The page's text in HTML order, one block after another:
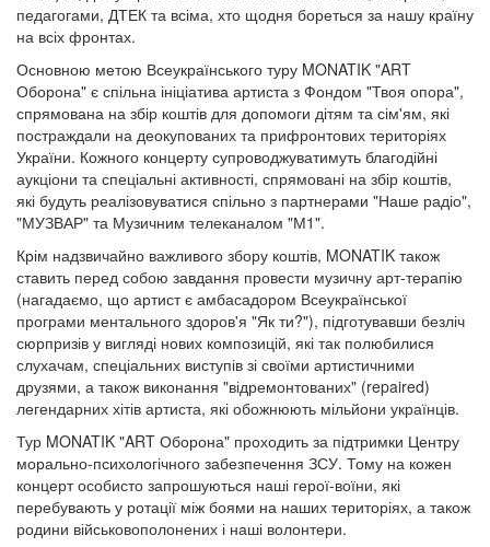
педагогами, ДТЕК та всіма, хто щодня бореться за нашу країну
на всіх фронтах.
Основною метою Всеукраїнського туру MONATIK "ART
Оборона" є спільна ініціатива артиста з Фондом "Твоя опора",
спрямована на збір коштів для допомоги дітям та сім'ям, які
постраждали на деокупованих та прифронтових територіях
України. Кожного концерту супроводжуватимуть благодійні
аукціони та спеціальні активності, спрямовані на збір коштів,
які будуть реалізовуватися спільно з партнерами "Наше радіо",
"МУЗВАР" та Музичним телеканалом "М1".
Крім надзвичайно важливого збору коштів, MONATIK також
ставить перед собою завдання провести музичну арт-терапію
(нагадаємо, що артист є амбасадором Всеукраїнської
програми ментального здоров'я "Як ти?"), підготувавши безліч
сюрпризів у вигляді нових композицій, які так полюбилися
слухачам, спеціальних виступів зі своїми артистичними
друзями, а також виконання "відремонтованих" (repaired)
легендарних хітів артиста, які обожнюють мільйони українців.
Тур MONATIK "ART Оборона" проходить за підтримки Центру
морально-психологічного забезпечення ЗСУ. Тому на кожен
концерт особисто запрошуються наші герої-воїни, які
перебувають у ротації між боями на наших територіях, а також
родини військовополонених і наші волонтери.